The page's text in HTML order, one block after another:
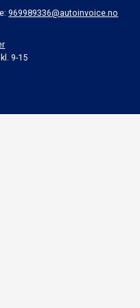
969989336@autoinvoice.no
9-15